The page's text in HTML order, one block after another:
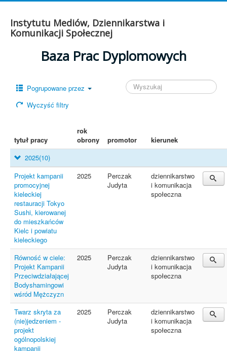
Instytutu Mediów, Dziennikarstwa i
Komunikacji Społecznej
Baza Prac Dyplomowych
Pogrupowane przez
Wyczyść filtry
tytuł pracy
rok
obrony
promotor kierunek
2025(10)
Projekt kampanii
promocyjnej
kieleckiej
restauracji Tokyo
Sushi, kierowanej
do mieszkańców
Kielc i powiatu
kieleckiego
2025
Perczak
Judyta
dziennikarstwo
i komunikacja
społeczna
Równość w ciele:
Projekt Kampanii
Przeciwdziałającej
Bodyshamingowi
wśród Mężczyzn
2025
Perczak
Judyta
dziennikarstwo
i komunikacja
społeczna
Twarz skryta za
(nie)jedzeniem -
projekt
ogólnopolskiej
kampanii
2025
Perczak
Judyta
dziennikarstwo
i komunikacja
społeczna